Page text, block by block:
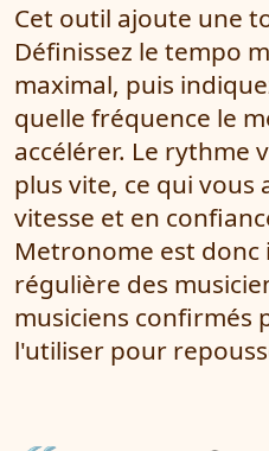
Cet outil ajoute une
Définissez le tempo
maximal, puis
quelle fréquence le
accélérer. Le rythme
plus vite, ce qui vous
vitesse et en
Metronome est
régulière des
musiciens confirmés
l'utiliser pour